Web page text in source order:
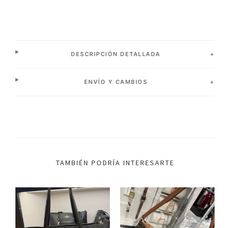
DESCRIPCIÓN DETALLADA
ENVÍO Y CAMBIOS
TAMBIÉN PODRÍA INTERESARTE